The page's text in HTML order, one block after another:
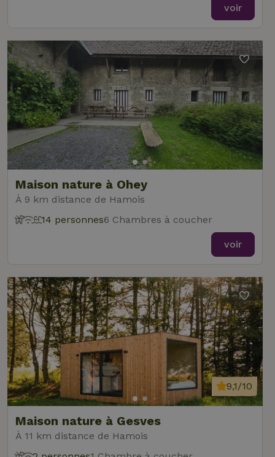
voir
Maison nature à Ohey
À 9 km distance de Hamois
14 personnes6 Chambres à coucher
voir
Maison nature à Gesves
À 11 km distance de Hamois
9,1/10